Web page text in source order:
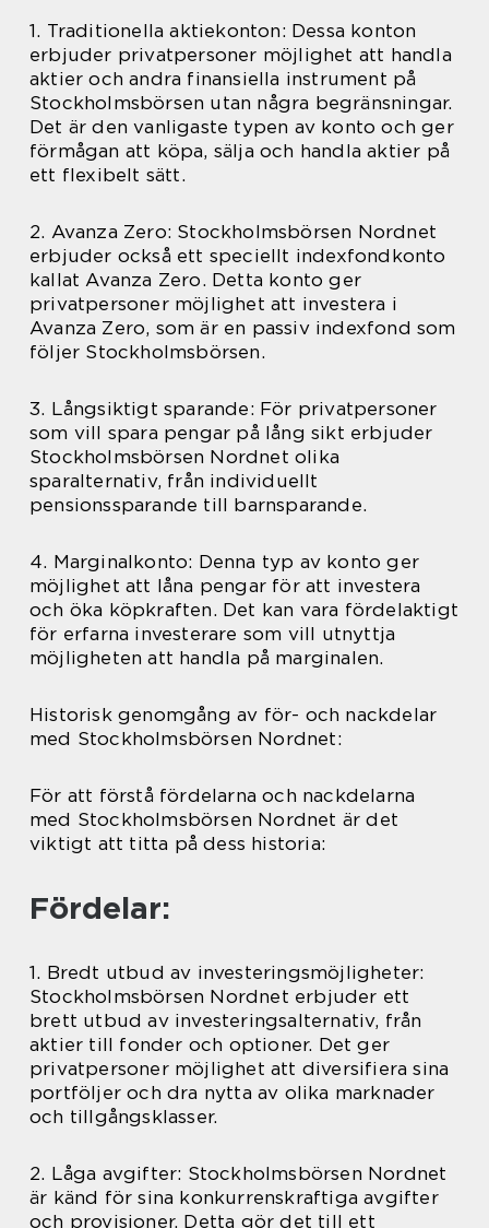
1. Traditionella aktiekonton: Dessa konton
erbjuder privatpersoner möjlighet att handla
aktier och andra finansiella instrument på
Stockholmsbörsen utan några begränsningar.
Det är den vanligaste typen av konto och ger
förmågan att köpa, sälja och handla aktier på
ett flexibelt sätt.
2. Avanza Zero: Stockholmsbörsen Nordnet
erbjuder också ett speciellt indexfondkonto
kallat Avanza Zero. Detta konto ger
privatpersoner möjlighet att investera i
Avanza Zero, som är en passiv indexfond som
följer Stockholmsbörsen.
3. Långsiktigt sparande: För privatpersoner
som vill spara pengar på lång sikt erbjuder
Stockholmsbörsen Nordnet olika
sparalternativ, från individuellt
pensionssparande till barnsparande.
4. Marginalkonto: Denna typ av konto ger
möjlighet att låna pengar för att investera
och öka köpkraften. Det kan vara fördelaktigt
för erfarna investerare som vill utnyttja
möjligheten att handla på marginalen.
Historisk genomgång av för- och nackdelar
med Stockholmsbörsen Nordnet:
För att förstå fördelarna och nackdelarna
med Stockholmsbörsen Nordnet är det
viktigt att titta på dess historia:
Fördelar:
1. Bredt utbud av investeringsmöjligheter:
Stockholmsbörsen Nordnet erbjuder ett
brett utbud av investeringsalternativ, från
aktier till fonder och optioner. Det ger
privatpersoner möjlighet att diversifiera sina
portföljer och dra nytta av olika marknader
och tillgångsklasser.
2. Låga avgifter: Stockholmsbörsen Nordnet
är känd för sina konkurrenskraftiga avgifter
och provisioner. Detta gör det till ett